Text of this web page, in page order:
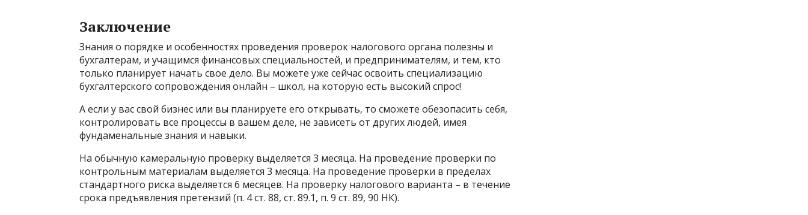
Заключение
Знания о порядке и особенностях проведения проверок налогового органа полезны и
бухгалтерам, и учащимся финансовых специальностей, и предпринимателям, и тем, кто
только планирует начать свое дело. Вы можете уже сейчас освоить специализацию
бухгалтерского сопровождения онлайн – школ, на которую есть высокий спрос!
А если у вас свой бизнес или вы планируете его открывать, то сможете обезопасить себя,
контролировать все процессы в вашем деле, не зависеть от других людей, имея
фундаменальные знания и навыки.
На обычную камеральную проверку выделяется 3 месяца. На проведение проверки по
контрольным материалам выделяется 3 месяца. На проведение проверки в пределах
стандартного риска выделяется 6 месяцев. На проверку налогового варианта – в течение
срока предъявления претензий (п. 4 ст. 88, ст. 89.1, п. 9 ст. 89, 90 НК).